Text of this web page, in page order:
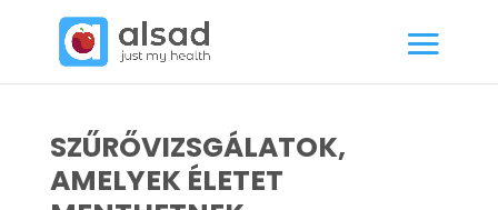
SZŰRŐVIZSGÁLATOK,
AMELYEK ÉLETET